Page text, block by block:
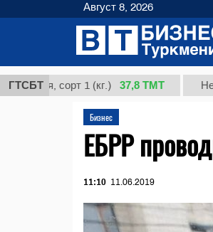
ГТСБТ
сорт 1 (кг.) 37,8 ТМТ
Бизнес
ЕБРР
11:10 11.06.2019
Август 8, 2026